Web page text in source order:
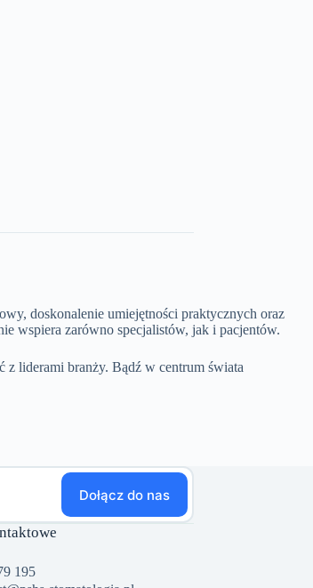
doskonalenie umiejętności praktycznych oraz
wspiera zarówno specjalistów, jak i pacjentów.
z liderami branży. Bądź w centrum świata
Dołącz do nas
195